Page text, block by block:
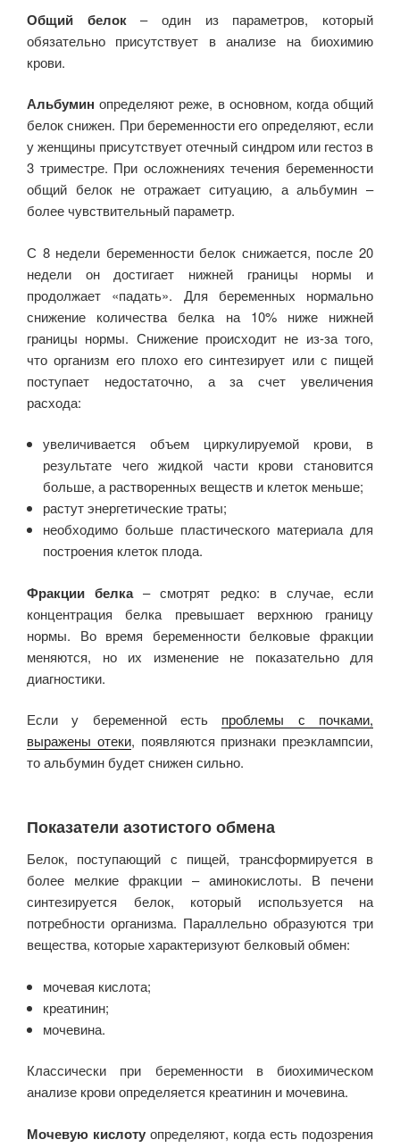
Общий белок– один из параметров, который
обязательно присутствует в анализе на биохимию
крови.
Альбумин определяют реже, в основном, когда общий
белок снижен. При беременности его определяют, если
у женщины присутствует отечный синдром или гестоз в
3 триместре. При осложнениях течения беременности
общий белок не отражает ситуацию, а альбумин –
более чувствительный параметр.
С 8 недели беременности белок снижается, после 20
недели он достигает нижней границы нормы и
продолжает «падать». Для беременных нормально
снижение количества белка на 10% ниже нижней
границы нормы. Снижение происходит не из-за того,
что организм его плохо его синтезирует или с пищей
поступает недостаточно, а за счет увеличения
расхода:
увеличивается объем циркулируемой крови, в
результате чего жидкой части крови становится
больше, а растворенных веществ и клеток меньше;
растут энергетические траты;
необходимо больше пластического материала для
построения клеток плода.
Фракции белка– смотрят редко: в случае, если
концентрация белка превышает верхнюю границу
нормы. Во время беременности белковые фракции
меняются, но их изменение не показательно для
диагностики.
Если у беременной есть проблемы с почками,
выражены отеки, появляются признаки преэклампсии,
то альбумин будет снижен сильно.
Показатели азотистого обмена
Белок, поступающий с пищей, трансформируется в
более мелкие фракции – аминокислоты. В печени
синтезируется белок, который используется на
потребности организма. Параллельно образуются три
вещества, которые характеризуют белковый обмен:
мочевая кислота;
креатинин;
мочевина.
Классически при беременности в биохимическом
анализе крови определяется креатинин и мочевина.
Мочевую кислоту определяют, когда есть подозрения